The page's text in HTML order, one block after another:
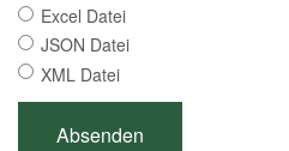
Excel Datei
JSON Datei
XML Datei